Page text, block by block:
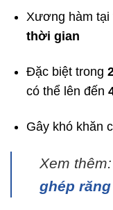
Xương hàm tại
thời gian
Đặc biệt trong
có thể lên đến
Gây khó khăn
Xem thêm:
ghép